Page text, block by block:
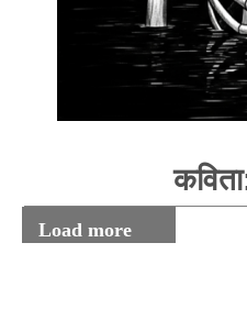
Load more